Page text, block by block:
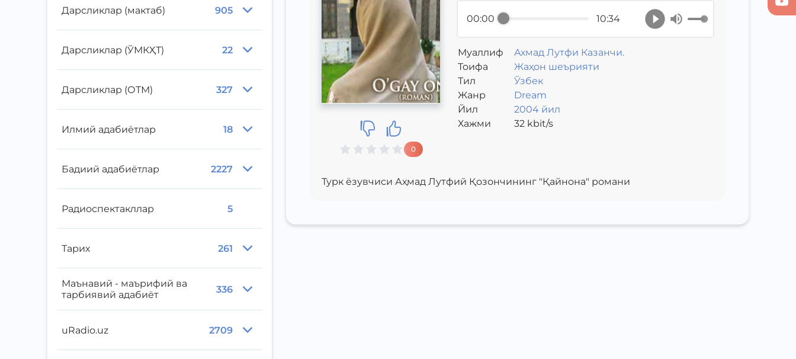
Дарсликлар (мактаб) 905
Дарсликлар (ЎМКҲТ) 22
Дарсликлар (ОТМ) 327
Илмий адабиётлар 18
Бадиий адабиётлар 2227
Радиоспектакллар 5
Тарих 261
Маънавий - маърифий ва
тарбиявий адабиёт
336
uRadio.uz 2709
0
00:00 10:34
Муаллиф
Ахмад Лутфи Казанчи.
Toифа
Жаҳон шеърияти
Тил
Ўзбек
Жанр
Dream
Йил
2004 йил
Хажми
32 kbit/s
Турк ёзувчиси Аҳмад Лутфий Қозончининг "Қайнона" романи